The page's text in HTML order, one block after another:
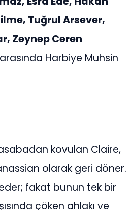
Tuğrul Arsever,
Zeynep Ceren
Harbiye Muhsin
kovulan Claire,
olarak geri döner.
fakat bunun tek bir
çöken ahlakı ve